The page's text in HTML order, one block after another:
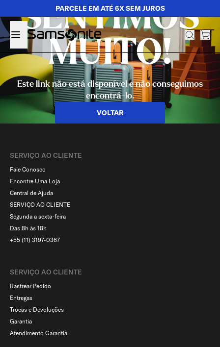
PARCELE EM ATÉ 6X SEM JUROS
SENTIMOS
MUITO!
Este link não está disponível e não conseguimos
encontrá-lo.
VOLTAR
SERVIÇO AO CLIENTE​
Fale Conosco
Encontre Uma Loja
Central de Ajuda
SERVIÇO AO CLIENTE
Segunda a sexta-feira
Das 8h às 18h
+55 (11) 3197-0367
SERVIÇO AO CLIENTE​
Rastrear Pedido
Entregas
Trocas e Devoluções
Garantia
Atendimento Garantia